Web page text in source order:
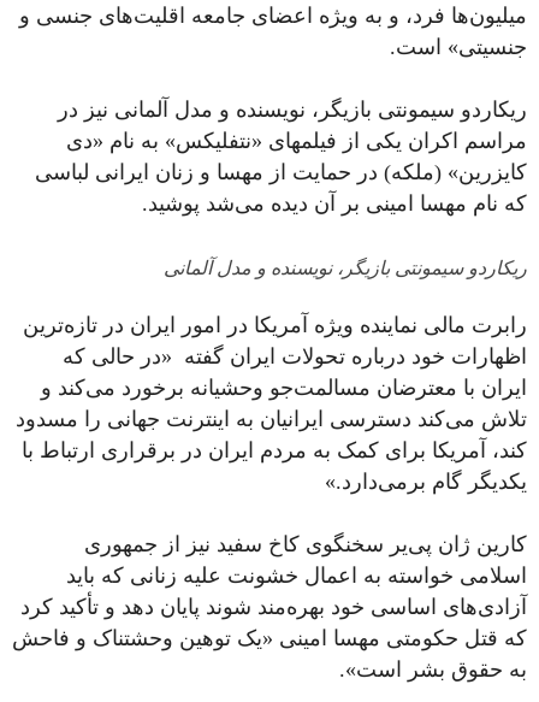
میلیون‌ها فرد، و به ویژه‌ اعضای جامعه اقلیت‌های جنسی و
جنسیتی» است.
ریکاردو سیمونتی بازیگر، نویسنده و مدل آلمانی نیز در
مراسم اکران یکی از فیلمهای «نتفلیکس» به نام «دی
کایزرین» (ملکه) در حمایت از مهسا و زنان ایرانی لباسی
که نام مهسا امینی بر آن دیده می‌شد پوشید.
ریکاردو سیمونتی بازیگر، نویسنده و مدل آلمانی
رابرت مالی نماینده ویژه آمریکا در امور ایران در تازه‌ترین
اظهارات خود درباره تحولات ایران گفته «در حالی که
ایران با معترضان مسالمت‌جو وحشیانه برخورد می‌کند و
تلاش می‌کند دسترسی ایرانیان به اینترنت جهانی را مسدود
کند، آمریکا برای کمک به مردم ایران در برقراری ارتباط با
یکدیگر گام برمی‌دارد.»
کارین ژان پی‌یر سخنگوی کاخ سفید نیز از جمهوری
اسلامی خواسته به اعمال خشونت علیه زنانی که باید
آزادی‌های اساسی خود بهره‌مند شوند پایان دهد و تأکید کرد
که قتل حکومتی مهسا امینی «یک توهین وحشتناک و فاحش
به حقوق بشر است».